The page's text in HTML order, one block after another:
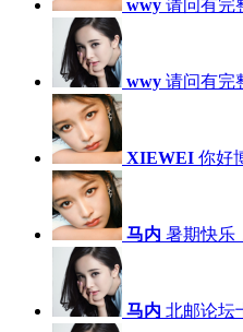
wwy 请问有完
wwy 请问有完
XIEWEI 你好
马内 暑期快乐
马内 北邮论坛